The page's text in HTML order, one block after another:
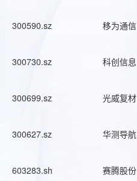
300590.sz 移为通信
300730.sz 科创信息
300699.sz 光威复材
300627.sz 华测导航
603283.sh 赛腾股份